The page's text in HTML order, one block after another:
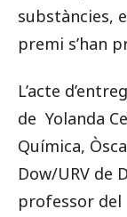
substàncies,
premi s’han
L’acte
de Yolanda
Química,
Dow/URV de
professor del